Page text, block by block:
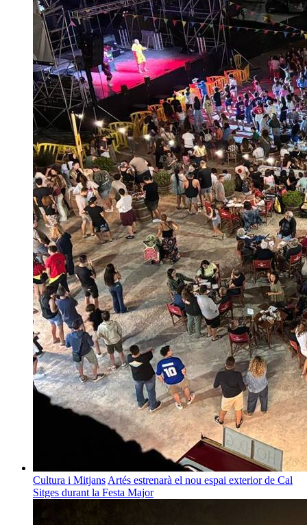
Cultura i Mitjans Artés estrenarà el nou espai exterior de Cal
Sitges durant la Festa Major